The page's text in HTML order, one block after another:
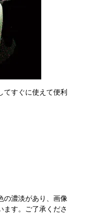
てすぐに使えて便利
の濃淡があり、画像
ます。ご了承くださ